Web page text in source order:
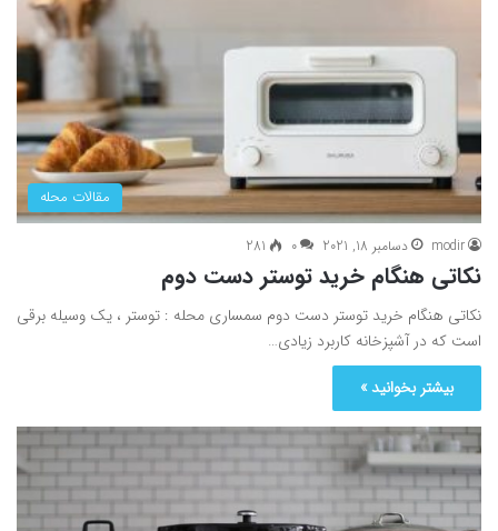
مقالات محله
modir دسامبر 18, 2021 0
281
نکاتی هنگام خرید توستر دست دوم
نکاتی هنگام خرید توستر دست دوم سمساری محله : توستر ، یک وسیله برقی
است که در آشپزخانه کاربرد زیادی…
بیشتر بخوانید »